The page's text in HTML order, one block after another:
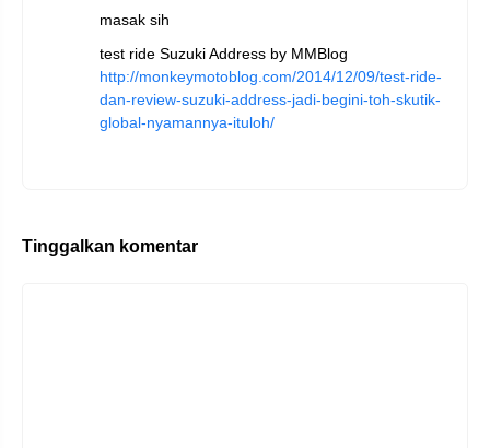
masak sih
test ride Suzuki Address by MMBlog
http://monkeymotoblog.com/2014/12/09/test-ride-
dan-review-suzuki-address-jadi-begini-toh-skutik-
global-nyamannya-ituloh/
Tinggalkan komentar